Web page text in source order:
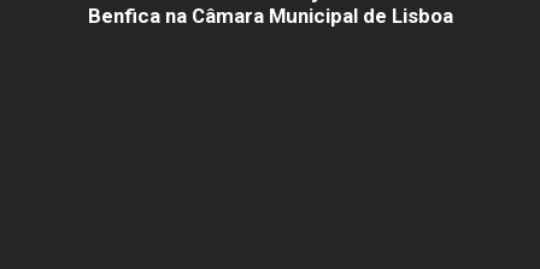
Benfica na Câmara Municipal de Lisboa